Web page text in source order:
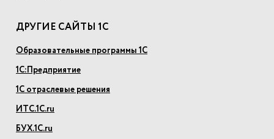
ДРУГИЕ САЙТЫ 1С
Образовательные программы 1С
1С:Предприятие
1С отраслевые решения
ИТС.1С.ru
БУХ.1С.ru